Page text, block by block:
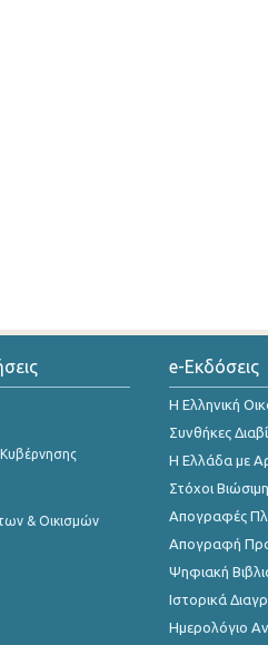
& Οικισμών
e-Εκδόσεις
Η Ελληνική
Συνθήκες
Η Ελλάδα με
Στόχοι
Απογραφές
Απογραφή
Ψηφιακή
Ιστορικά
Ημερολόγιο